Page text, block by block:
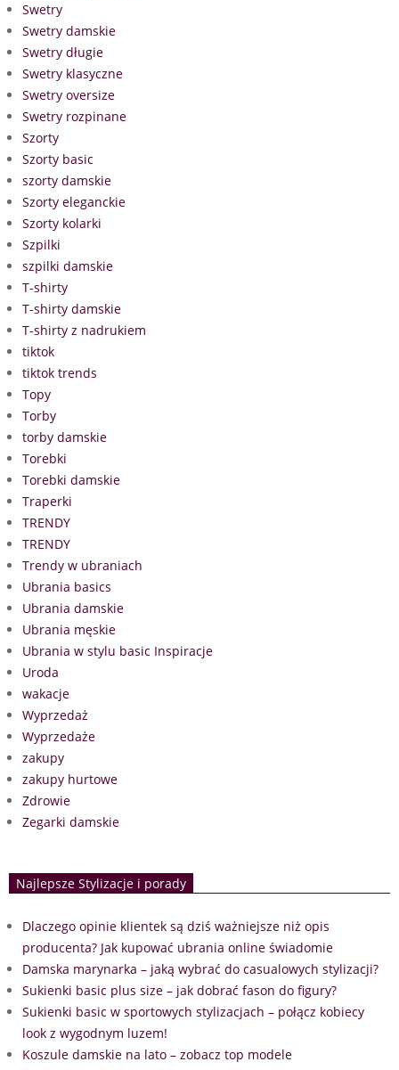
Swetry
Swetry damskie
Swetry długie
Swetry klasyczne
Swetry oversize
Swetry rozpinane
Szorty
Szorty basic
szorty damskie
Szorty eleganckie
Szorty kolarki
Szpilki
szpilki damskie
T-shirty
T-shirty damskie
T-shirty z nadrukiem
tiktok
tiktok trends
Topy
Torby
torby damskie
Torebki
Torebki damskie
Traperki
TRENDY
TRENDY
Trendy w ubraniach
Ubrania basics
Ubrania damskie
Ubrania męskie
Ubrania w stylu basic Inspiracje
Uroda
wakacje
Wyprzedaż
Wyprzedaże
zakupy
zakupy hurtowe
Zdrowie
Zegarki damskie
Najlepsze Stylizacje i porady
Dlaczego opinie klientek są dziś ważniejsze niż opis
producenta? Jak kupować ubrania online świadomie
Damska marynarka – jaką wybrać do casualowych stylizacji?
Sukienki basic plus size – jak dobrać fason do figury?
Sukienki basic w sportowych stylizacjach – połącz kobiecy
look z wygodnym luzem!
Koszule damskie na lato – zobacz top modele